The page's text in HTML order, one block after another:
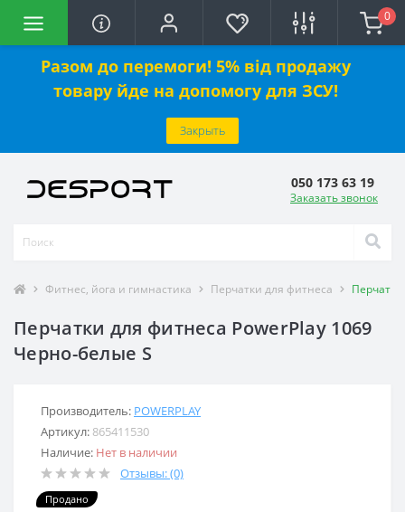
Разом до перемоги! 5% від продажу
товару йде на допомогу для ЗСУ!
Закрыть
0
050 173 63 19
Заказать звонок
Фитнес, йога и гимнастика Перчатки для фитнеса
Перчатки для фитнеса PowerPlay 1069
Черно-белые S
Производитель: POWERPLAY
Артикул: 865411530
Наличие: Нет в наличии
Отзывы: (0)
Продано